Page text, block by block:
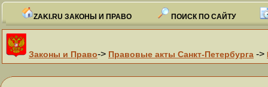
ZAKI.RU ЗАКОНЫ И ПРАВО ПОИСК ПО САЙТУ
Законы и Право-> Правовые акты Санкт-Петербурга ->